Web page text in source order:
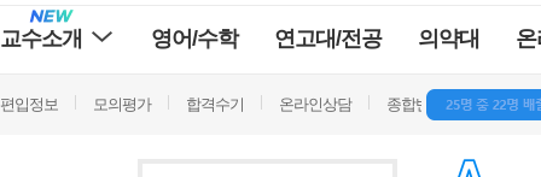
교수소개 영어/수학 연고대/전공 의약대
편입정보 모의평가 합격수기 온라인상담 종합반 방문상담